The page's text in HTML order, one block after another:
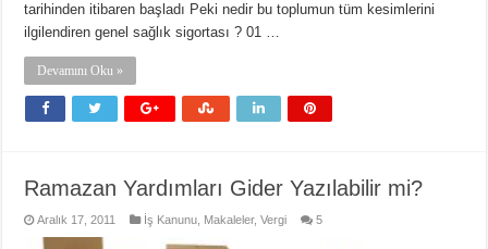
tarihinden itibaren başladı Peki nedir bu toplumun tüm kesimlerini
ilgilendiren genel sağlık sigortası ? 01 …
Devamını Oku »
Ramazan Yardımları Gider Yazılabilir mi?
Aralık 17, 2011 İş Kanunu Makaleler,Vergi 5